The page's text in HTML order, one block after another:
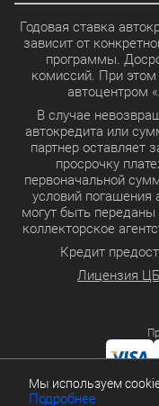
Годовая ставка
зависит от
программы.
комиссий. При
автоцентром
В случае
автокредита или
партнер оставляет
просрочку
первоначальной
условий погашения
могут быть
коллекторское
Кредит
Лицензия
Политика в
Мы используем
Подробнее